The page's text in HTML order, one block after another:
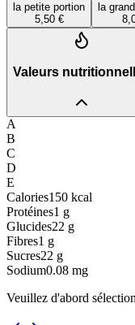
la petite portion
5,50 €
la
Valeurs
A
B
C
D
E
Calories150 kcal
Protéines1 g
Glucides22 g
Fibres1 g
Sucres22 g
Sodium0.08 mg
Veuillez d'abord